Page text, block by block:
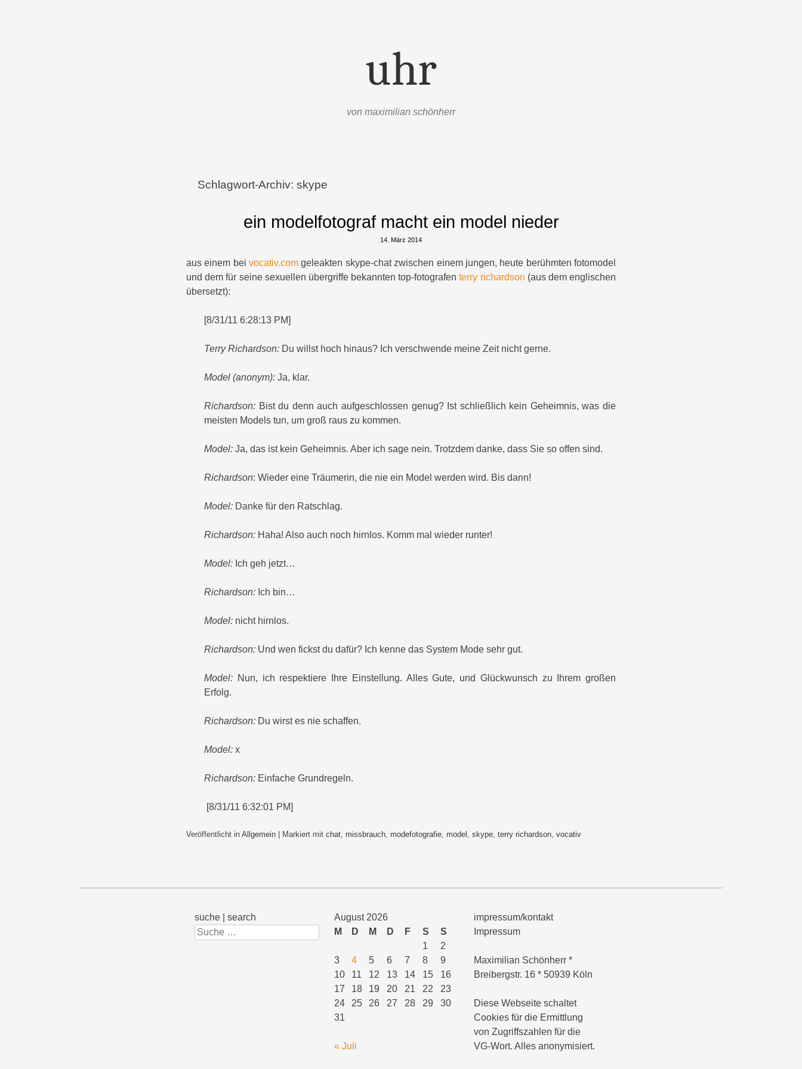
uhr
von maximilian schönherr
Schlagwort-Archiv:skype
ein modelfotograf macht ein model nieder
14. März 2014
aus einem beivocativ.com geleakten skype-chat zwischen einem jungen, heute berühmten fotomodel
und dem für seine sexuellen übergriffe bekannten top-fotografenterry richardson (aus dem englischen
übersetzt):
[8/31/11 6:28:13 PM]
Terry Richardson: Du willst hoch hinaus? Ich verschwende meine Zeit nicht gerne.
Model (anonym): Ja, klar.
Richardson: Bist du denn auch aufgeschlossen genug? Ist schließlich kein Geheimnis, was die
meisten Models tun, um groß raus zu kommen.
Model: Ja, das ist kein Geheimnis. Aber ich sage nein. Trotzdem danke, dass Sie so offen sind.
Richardson: Wieder eine Träumerin, die nie ein Model werden wird. Bis dann!
Model: Danke für den Ratschlag.
Richardson: Haha! Also auch noch hirnlos. Komm mal wieder runter!
Model: Ich geh jetzt…
Richardson: Ich bin…
Model: nicht hirnlos.
Richardson: Und wen fickst du dafür? Ich kenne das System Mode sehr gut.
Model: Nun, ich respektiere Ihre Einstellung. Alles Gute, und Glückwunsch zu Ihrem großen
Erfolg.
Richardson: Du wirst es nie schaffen.
Model: x
Richardson: Einfache Grundregeln.
[8/31/11 6:32:01 PM]
Veröffentlicht in Allgemein Markiert mit chat, missbrauch, modefotografie, model , skype, terry richardson, vocativ
suche | search
Suchen
August 2026
M
D M D F S
S
1
2
3
4 5 6 7 8
9
10
11 12 13 14 15
16
17
18 19 20 21 22
23
24
25 26 27 28 29
30
31
« Juli
impressum/kontakt
Impressum
Maximilian Schönherr *
Breibergstr. 16 * 50939 Köln
Diese Webseite schaltet
Cookies für die Ermittlung
von Zugriffszahlen für die
VG-Wort. Alles anonymisiert.